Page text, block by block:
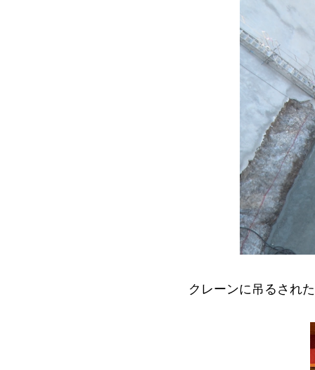
クレーンに吊るされ